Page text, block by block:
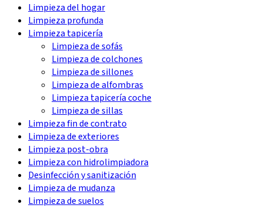
Limpieza del hogar
Limpieza profunda
Limpieza tapicería
Limpieza de sofás
Limpieza de colchones
Limpieza de sillones
Limpieza de alfombras
Limpieza tapicería coche
Limpieza de sillas
Limpieza fin de contrato
Limpieza de exteriores
Limpieza post-obra
Limpieza con hidrolimpiadora
Desinfección y sanitización
Limpieza de mudanza
Limpieza de suelos